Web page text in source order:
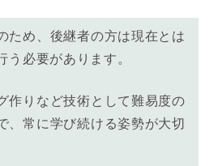
め、後継者の方は現在とは
う必要があります。
作りなど技術として難易度の
、常に学び続ける姿勢が大切